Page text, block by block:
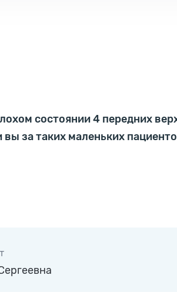
состоянии 4 передних
за таких маленьких